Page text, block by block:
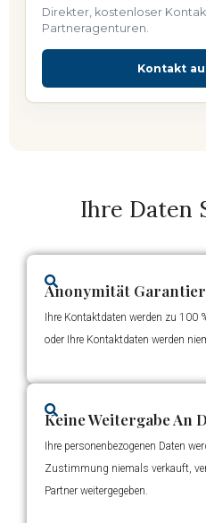
Direkter, kostenloser
Partneragenturen.
Kontakt
Ihre Daten
Anonymität
Ihre Kontaktdaten werden zu 100
oder Ihre Kontaktdaten werden
Keine Weitergabe An
Ihre personenbezogenen Daten
Zustimmung niemals verkauft,
Partner weitergegeben.